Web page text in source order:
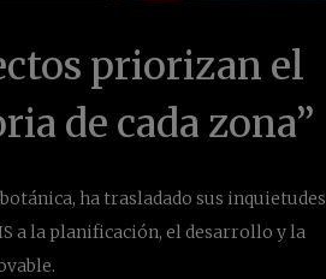
priorizan el
de cada zona”
ha trasladado sus inquietudes
a la planificación, el desarrollo y la